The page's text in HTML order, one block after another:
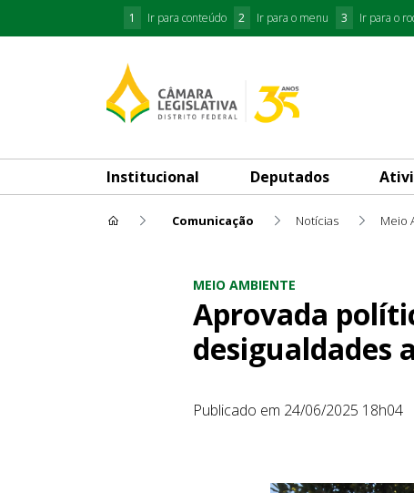
1 Ir para conteúdo 2 Ir para o menu 3 Ir para o
Institucional Deputados
Comunicação Notícias Meio
MEIO AMBIENTE
Aprovada
desigualdades
Publicado em 24/06/2025 18h04